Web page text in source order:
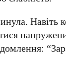
Навіть